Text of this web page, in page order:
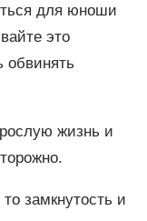
для юноши
это
обвинять
жизнь и
замкнутость и